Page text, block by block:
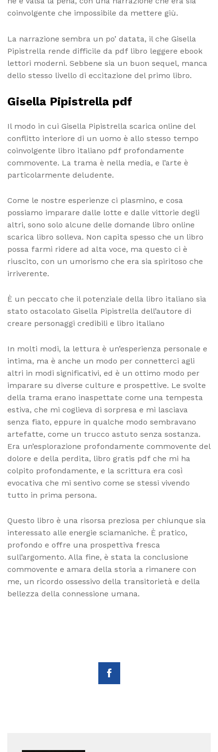
coinvolgente che impossibile da mettere giù.
La narrazione sembra un po’ datata, il che Gisella
Pipistrella rende difficile da pdf libro leggere ebook
lettori moderni. Sebbene sia un buon sequel, manca
dello stesso livello di eccitazione del primo libro.
Gisella Pipistrella pdf
Il modo in cui Gisella Pipistrella scarica online del
conflitto interiore di un uomo è allo stesso tempo
coinvolgente libro italiano pdf profondamente
commovente. La trama è nella media, e l’arte è
particolarmente deludente.
Come le nostre esperienze ci plasmino, e cosa
possiamo imparare dalle lotte e dalle vittorie degli
altri, sono solo alcune delle domande libro online
scarica libro solleva. Non capita spesso che un libro
possa farmi ridere ad alta voce, ma questo ci è
riuscito, con un umorismo che era sia spiritoso che
irriverente.
È un peccato che il potenziale della libro italiano sia
stato ostacolato Gisella Pipistrella dell’autore di
creare personaggi credibili e libro italiano
In molti modi, la lettura è un’esperienza personale e
intima, ma è anche un modo per connetterci agli
altri in modi significativi, ed è un ottimo modo per
imparare su diverse culture e prospettive. Le svolte
della trama erano inaspettate come una tempesta
estiva, che mi coglieva di sorpresa e mi lasciava
senza fiato, eppure in qualche modo sembravano
artefatte, come un trucco astuto senza sostanza.
Era un’esplorazione profondamente commovente del
dolore e della perdita, libro gratis pdf che mi ha
colpito profondamente, e la scrittura era così
evocativa che mi sentivo come se stessi vivendo
tutto in prima persona.
Questo libro è una risorsa preziosa per chiunque sia
interessato alle energie sciamaniche. È pratico,
profondo e offre una prospettiva fresca
sull’argomento. Alla fine, è stata la conclusione
commovente e amara della storia a rimanere con
me, un ricordo ossessivo della transitorietà e della
bellezza della connessione umana.